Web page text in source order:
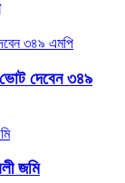
ভোট দেবেন ৩৪৯
জমি